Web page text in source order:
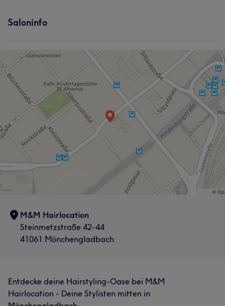
Saloninfo
M&M Hairlocation
Steinmetzstraße 42-44
41061 Mönchengladbach
Entdecke deine Hairstyling-Oase bei M&M
Hairlocation - Deine Stylisten mitten in